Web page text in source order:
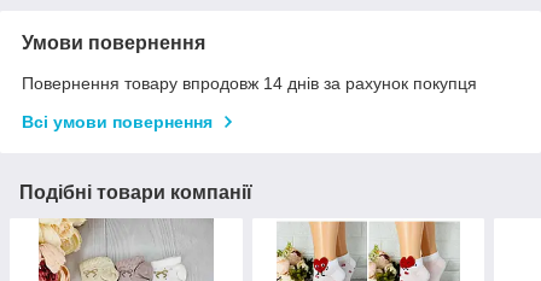
Умови повернення
Повернення товару впродовж 14 днів за рахунок покупця
Всі умови повернення
Подібні товари компанії